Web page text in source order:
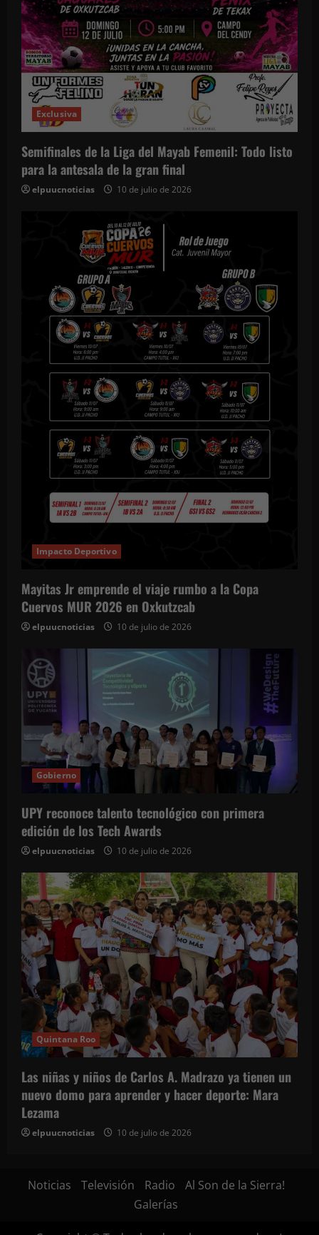
Exclusiva
Semifinales de la Liga del Mayab Femenil: Todo listo
para la antesala de la gran final
elpuucnoticias 10 de julio de 2026
Impacto Deportivo
Mayitas Jr emprende el viaje rumbo a la Copa
Cuervos MUR 2026 en Oxkutzcab
elpuucnoticias 10 de julio de 2026
Gobierno
UPY reconoce talento tecnológico con primera
edición de los Tech Awards
elpuucnoticias 10 de julio de 2026
Quintana Roo
Las niñas y niños de Carlos A. Madrazo ya tienen un
nuevo domo para aprender y hacer deporte: Mara
Lezama
elpuucnoticias 10 de julio de 2026
Noticias Televisión Radio
Al Son de la Sierra!
Galerías